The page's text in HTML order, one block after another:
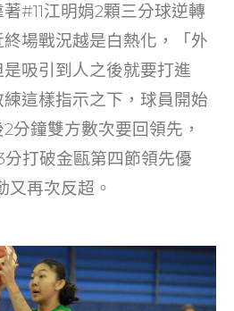
#11江明娟2顆三分球逆轉
場戰況越是白熱化，「外
吸引到人之後就要打進
這樣指示之下，球員開始
分鐘雙方數次要回領先，
打破金甌第四節領先優
又再次反超。